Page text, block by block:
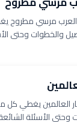
العرب مرسي مطروح
والخطوات وحتى
العالمين يغطي كل
وحتى الأسئلة